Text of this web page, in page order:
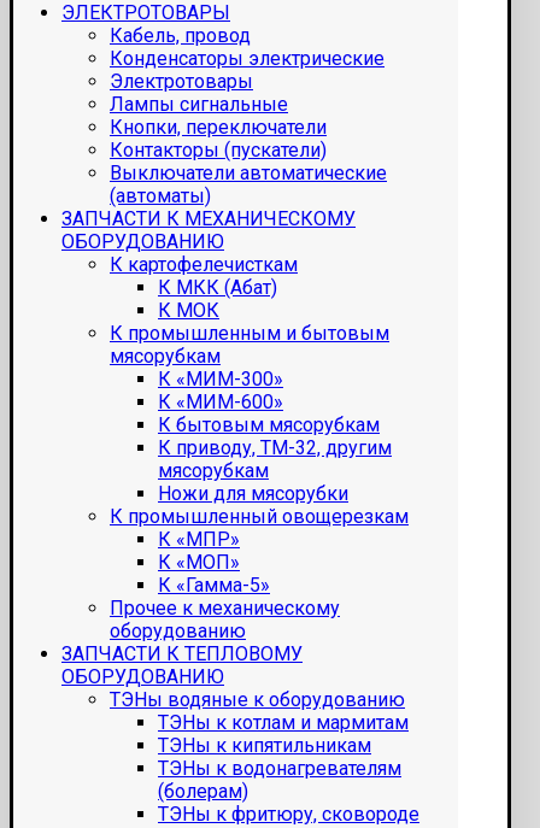
ЭЛЕКТРОТОВАРЫ
Кабель, провод
Конденсаторы электрические
Электротовары
Лампы сигнальные
Кнопки, переключатели
Контакторы (пускатели)
Выключатели автоматические
(автоматы)
ЗАПЧАСТИ К МЕХАНИЧЕСКОМУ
ОБОРУДОВАНИЮ
К картофелечисткам
К МКК (Абат)
К МОК
К промышленным и бытовым
мясорубкам
К «МИМ-300»
К «МИМ-600»
К бытовым мясорубкам
К приводу, ТМ-32, другим
мясорубкам
Ножи для мясорубки
К промышленный овощерезкам
К «МПР»
К «МОП»
К «Гамма-5»
Прочее к механическому
оборудованию
ЗАПЧАСТИ К ТЕПЛОВОМУ
ОБОРУДОВАНИЮ
ТЭНы водяные к оборудованию
ТЭНы к котлам и мармитам
ТЭНы к кипятильникам
ТЭНы к водонагревателям
(болерам)
ТЭНы к фритюру, сковороде